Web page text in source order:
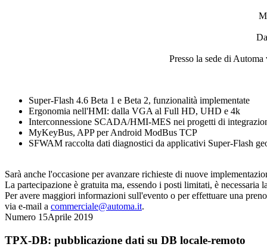
Presso la sede di
Super-Flash 4.6 Beta 1 e Beta 2, funzionalità implementate
Ergonomia nell'HMI: dalla VGA al Full HD, UHD e 4k
Interconnessione SCADA/HMI-MES nei progetti di
MyKeyBus, APP per Android ModBus TCP
SFWAM raccolta dati diagnostici da applicativi Super-Flash
Sarà anche l'occasione per avanzare richieste di nuove
La partecipazione è gratuita ma, essendo i posti limitati, è necessaria
Per avere maggiori informazioni sull'evento o per effettuare una
via e-mail a commerciale@automa.it.
Numero 15Aprile 2019
TPX-DB: pubblicazione dati su DB locale-remoto